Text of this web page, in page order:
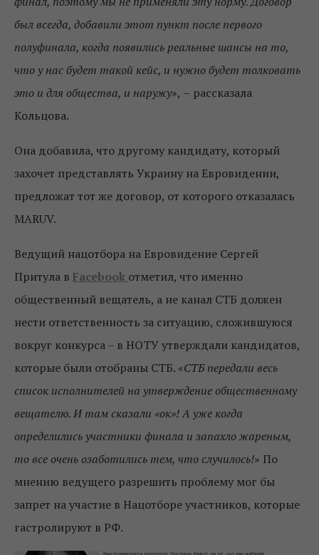
был всегда, добавили этот пункт после первого
полуфинала, когда появились реальные шансы на то,
что у нас будет такой кейс, и нужно будет толковать
это и для общества, и наружу», – рассказала
Кольцова.
Она добавила, что другому кандидату, который
захочет представлять Украину на Евровидении,
предложат тот же договор, от которого отказалась
MARUV.
Ведущий нацотбора на Евровидение Сергей
Притула в Facebook отметил, что именно
общественный вещатель, а не канал СТБ должен
нести ответственность за ситуацию, сложившуюся
вокруг конкурса – в НОТУ утверждали кандидатов,
которые были отобраны СТБ. «СТБ передали весь
список исполнителей на утверждение общественному
вещателю. И там сказали «ок»! А уже когда
определились участники финала и запахло жареным,
то все очень озаботились тем, что случилось!» По
мнению ведущего разрешить проблему мог бы
запрет на участие в Нацотборе участников, которые
гастролируют в РФ.